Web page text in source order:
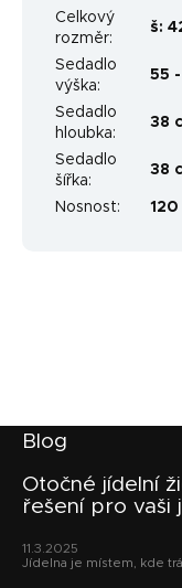
Celkový
rozměr:
š:
Sedadlo
výška:
55
Sedadlo
hloubka:
38
Sedadlo
šířka:
38
Nosnost: 120
Blog
Otočné jídelní
řešení pro vaši
11.3.2025
Jídelna je místem, kde